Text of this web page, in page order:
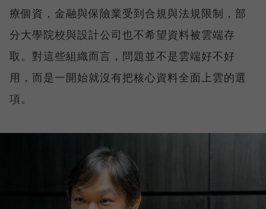
療個資，金融與保險業受到合規與法規限制，部
分大學院校與設計公司也不希望資料被雲端存
取。對這些組織而言，問題並不是雲端好不好
用，而是一開始就沒有把核心資料全面上雲的選
項。